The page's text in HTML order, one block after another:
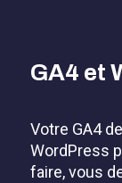
GA4 et
Votre GA4
WordPress
faire, vous